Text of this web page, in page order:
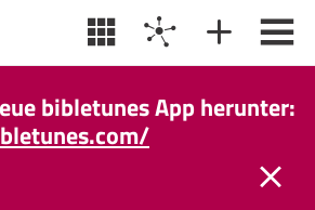
bibletunes App herunter: